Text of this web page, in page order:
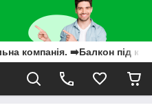
компанія. ➡️Балкон під